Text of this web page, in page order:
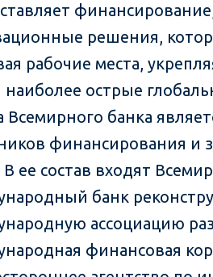
решения,
рабочие места,
наиболее острые
Всемирного банка
финансирования и
В ее состав входят
банк
ассоциацию
финансовая